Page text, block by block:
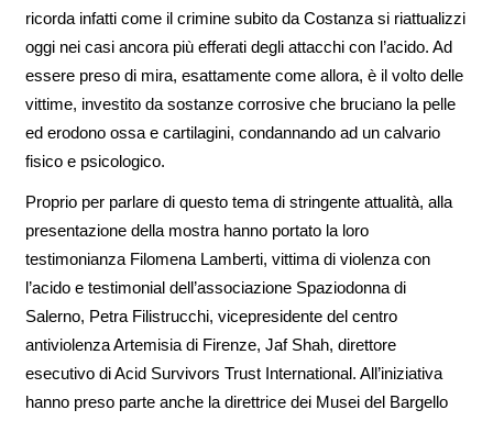
ricorda infatti come il crimine subito da Costanza si riattualizzi
oggi nei casi ancora più efferati degli attacchi con l’acido. Ad
essere preso di mira, esattamente come allora, è il volto delle
vittime, investito da sostanze corrosive che bruciano la pelle
ed erodono ossa e cartilagini, condannando ad un calvario
fisico e psicologico.
Proprio per parlare di questo tema di stringente attualità, alla
presentazione della mostra hanno portato la loro
testimonianza Filomena Lamberti, vittima di violenza con
l’acido e testimonial dell’associazione Spaziodonna di
Salerno, Petra Filistrucchi, vicepresidente del centro
antiviolenza Artemisia di Firenze, Jaf Shah, direttore
esecutivo di Acid Survivors Trust International. All’iniziativa
hanno preso parte anche la direttrice dei Musei del Bargello